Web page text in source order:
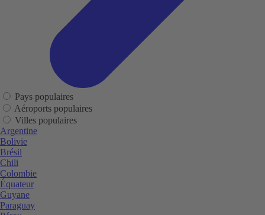
Pays populaires
Aéroports populaires
Villes populaires
Argentine
Bolivie
Brésil
Chili
Colombie
Équateur
Guyane
Paraguay